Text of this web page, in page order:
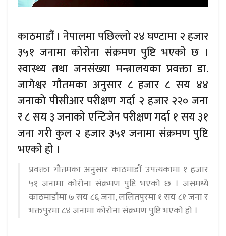
काठमाडौं । नेपालमा पछिल्लो २४ घण्टामा २ हजार
३५१ जनामा कोरोना संक्रमण पुष्टि भएको छ ।
स्वास्थ्य तथा जनसंख्या मन्त्रालयका प्रवक्ता डा.
जागेश्वर गौतमका अनुसार ८ हजार ८ सय ४४
जनाको पीसीआर परीक्षण गर्दा २ हजार २२० जना
र ८ सय ३ जनाको एन्टिजेन परीक्षण गर्दा १ सय ३१
जना गरी कुल २ हजार ३५१ जनामा संक्रमण पुष्टि
भएको हो ।
प्रवक्ता गौतमका अनुसार काठमाडौं उपत्यकामा १ हजार
५१ जनामा कोरोना संक्रमण पुष्टि भएको छ । जसमध्ये
काठमाडौंमा ७ सय ८६ जना, ललितपुरमा १ सय ८१ जना र
भक्तपुरमा ८४ जनामा कोरोना संक्रमण पुष्टि भएको हो ।